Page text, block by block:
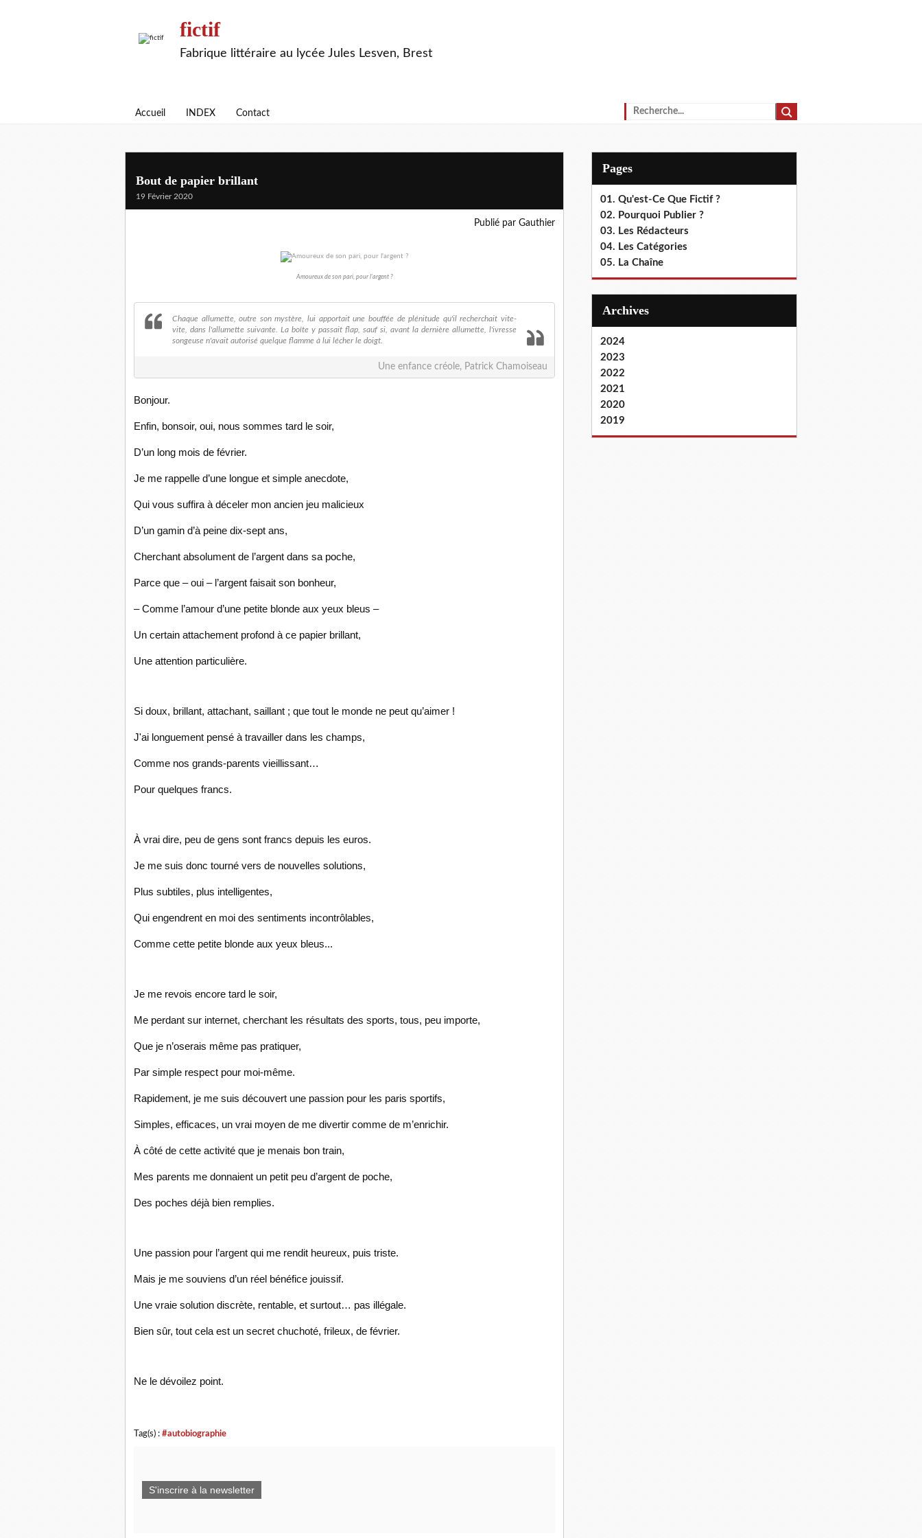
fictif
Fabrique littéraire au lycée Jules Lesven, Brest
Accueil INDEX Contact
Bout de papier brillant
19 Février 2020
Publié par Gauthier
Amoureux de son pari, pour l'argent ?
Chaque allumette, outre son mystère, lui apportait une bouffée de plénitude qu'il recherchait vite-
vite, dans l'allumette suivante. La boîte y passait flap, sauf si, avant la dernière allumette, l'ivresse
songeuse n'avait autorisé quelque flamme à lui lécher le doigt.
Une enfance créole, Patrick Chamoiseau
Bonjour.
Enfin, bonsoir, oui, nous sommes tard le soir,
D’un long mois de février.
Je me rappelle d’une longue et simple anecdote,
Qui vous suffira à déceler mon ancien jeu malicieux
D’un gamin d’à peine dix-sept ans,
Cherchant absolument de l’argent dans sa poche,
Parce que – oui – l’argent faisait son bonheur,
– Comme l’amour d’une petite blonde aux yeux bleus –
Un certain attachement profond à ce papier brillant,
Une attention particulière.
Si doux, brillant, attachant, saillant ; que tout le monde ne peut qu’aimer !
J'ai longuement pensé à travailler dans les champs,
Comme nos grands-parents vieillissant…
Pour quelques francs.
À vrai dire, peu de gens sont francs depuis les euros.
Je me suis donc tourné vers de nouvelles solutions,
Plus subtiles, plus intelligentes,
Qui engendrent en moi des sentiments incontrôlables,
Comme cette petite blonde aux yeux bleus...
Je me revois encore tard le soir,
Me perdant sur internet, cherchant les résultats des sports, tous, peu importe,
Que je n’oserais même pas pratiquer,
Par simple respect pour moi-même.
Rapidement, je me suis découvert une passion pour les paris sportifs,
Simples, efficaces, un vrai moyen de me divertir comme de m’enrichir.
À côté de cette activité que je menais bon train,
Mes parents me donnaient un petit peu d’argent de poche,
Des poches déjà bien remplies.
Une passion pour l’argent qui me rendit heureux, puis triste.
Mais je me souviens d’un réel bénéfice jouissif.
Une vraie solution discrète, rentable, et surtout… pas illégale.
Bien sûr, tout cela est un secret chuchoté, frileux, de février.
Ne le dévoilez point.
Tag(s) : #autobiographie
S'inscrire à la newsletter
Pages
01. Qu'est-Ce Que Fictif ?
02. Pourquoi Publier ?
03. Les Rédacteurs
04. Les Catégories
05. La Chaîne
Archives
2024
2023
2022
2021
2020
2019